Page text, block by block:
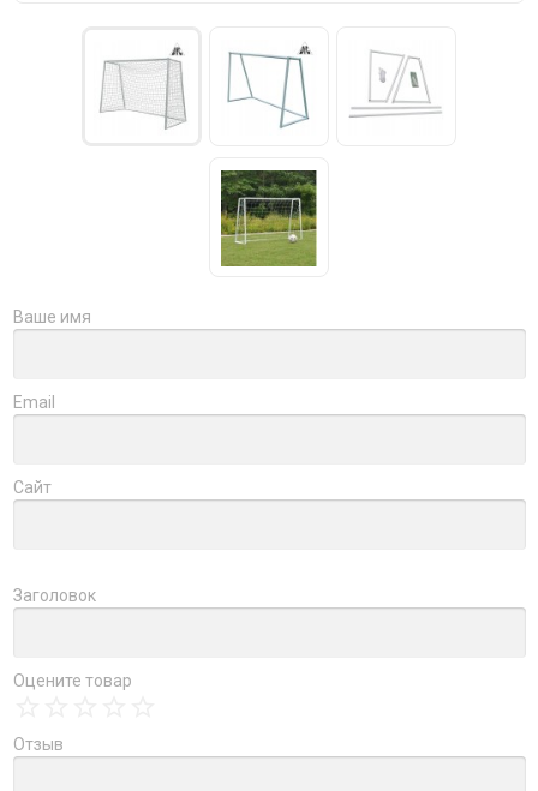
Ваше имя
Email
Сайт
Заголовок
Оцените товар
Отзыв